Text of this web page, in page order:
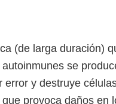
(de larga duración)
se
y destruye
provoca daños en